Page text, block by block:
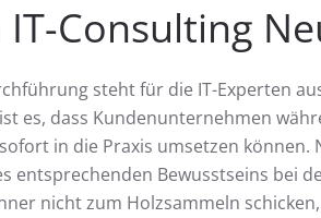
Consulting
steht für die IT-Experten
ist es, dass Kundenunternehmen
in die Praxis umsetzen
entsprechenden Bewusstseins bei
nicht zum Holzsammeln